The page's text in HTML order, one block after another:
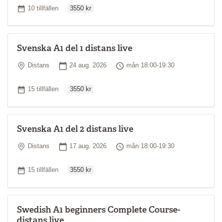
Antal tillfällen
10 tillfällen 3550 kr
Svenska A1 del 1 distans live
Plats
Distans Startdatum
24 aug. 2026 Tid
mån 18:00-19:30
Antal tillfällen
15 tillfällen 3550 kr
Svenska A1 del 2 distans live
Plats
Distans Startdatum
17 aug. 2026 Tid
mån 18:00-19:30
Antal tillfällen
15 tillfällen 3550 kr
Swedish A1 beginners Complete Course-
distans live